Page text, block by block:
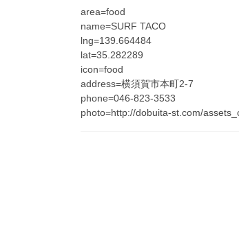
area=food
name=SURF TACO
lng=139.664484
lat=35.282289
icon=food
address=横須賀市本町2-7
phone=046-823-3533
photo=http://dobuita-st.com/